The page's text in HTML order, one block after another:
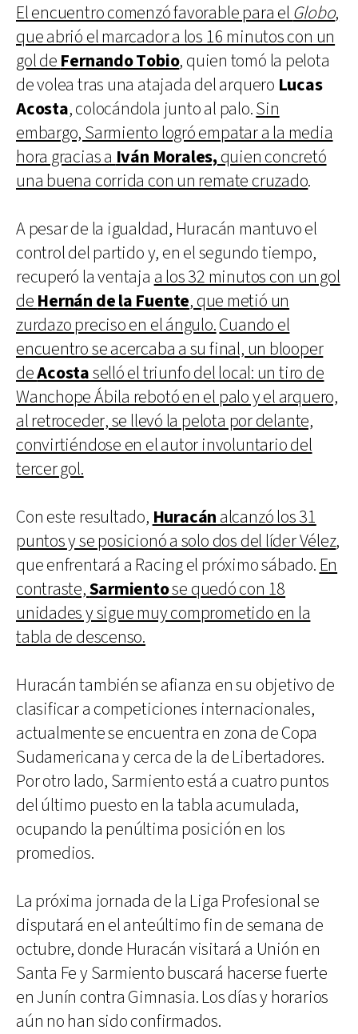
El encuentro comenzó favorable para el Globo,
que abrió el marcador a los 16 minutos con un
gol de Fernando Tobio, quien tomó la pelota
de volea tras una atajada del arquero Lucas
Acosta, colocándola junto al palo.Sin
embargo, Sarmiento logró empatar a la media
hora gracias a Iván Morales,quien concretó
una buena corrida con un remate cruzado.
A pesar de la igualdad, Huracán mantuvo el
control del partido y, en el segundo tiempo,
recuperó la ventaja a los 32 minutos con un gol
de Hernán de la Fuente, que metió un
zurdazo preciso en el ángulo.Cuando el
encuentro se acercaba a su final, un blooper
deAcostaselló el triunfo del local: un tiro de
Wanchope Ábila rebotó en el palo y el arquero,
al retroceder, se llevó la pelota por delante,
convirtiéndose en el autor involuntario del
tercer gol.
Con este resultado, Huracán alcanzó los 31
puntos y se posicionó a solo dos del líder Vélez,
que enfrentará a Racing el próximo sábado. En
contraste,Sarmientose quedó con 18
unidades y sigue muy comprometido en la
tabla de descenso.
Huracán también se afianza en su objetivo de
clasificar a competiciones internacionales,
actualmente se encuentra en zona de Copa
Sudamericana y cerca de la de Libertadores.
Por otro lado, Sarmiento está a cuatro puntos
del último puesto en la tabla acumulada,
ocupando la penúltima posición en los
promedios.
La próxima jornada de la Liga Profesional se
disputará en el anteúltimo fin de semana de
octubre, donde Huracán visitará a Unión en
Santa Fe y Sarmiento buscará hacerse fuerte
en Junín contra Gimnasia. Los días y horarios
aún no han sido confirmados.